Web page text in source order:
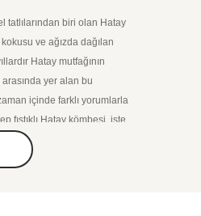
tatlılarından biri olan Hatay
ve ağızda dağılan
Hatay mutfağının
yer alan bu
içinde farklı yorumlarla
fıstıklı Hatay kömbesi, işte
ortaya çıkmış ve klasik